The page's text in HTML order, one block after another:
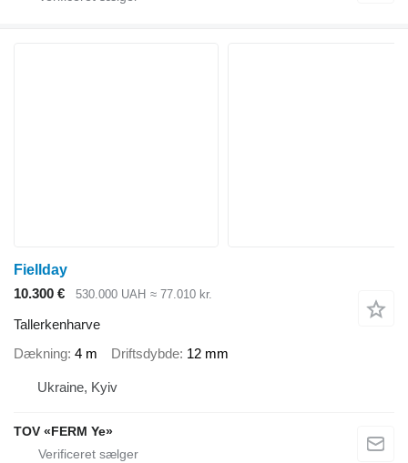
Fiellday
10.300 €
530.000 UAH ≈ 77.010 kr.
Tallerkenharve
Dækning 4 m Driftsdybde 12 mm
Ukraine, Kyiv
TOV «FERM Ye»